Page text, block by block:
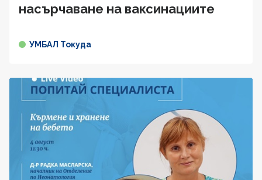
насърчаване на ваксинациите
УМБАЛ Токуда